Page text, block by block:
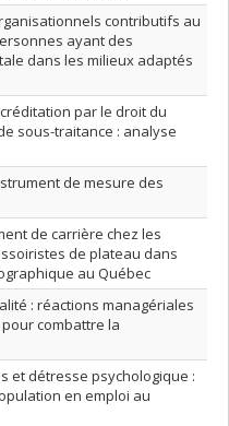
contributifs au
ayant des
dans les milieux adaptés
par le droit du
sous-traitance : analyse
de mesure des
de carrière chez les
de plateau dans
au Québec
: réactions managériales
combattre la
et détresse psychologique :
en emploi au